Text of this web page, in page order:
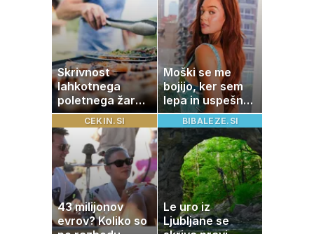
Skrivnost
lahkotnega
poletnega žara,
po katerem ne
boste
potrebovali
popoldanskega
spanca
Moški se me
bojijo, ker sem
lepa in uspešna:
Misica razkrila,
zakaj je še
vedno samska
CEKIN.SI
43 milijonov
evrov? Koliko so
BIBALEZE.SI
Le uro iz
Ljubljane se